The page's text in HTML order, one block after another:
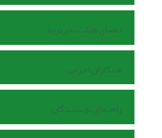
اعضای هیات تحریریه
همکاران اجرایی
راهنمای نویسندگان